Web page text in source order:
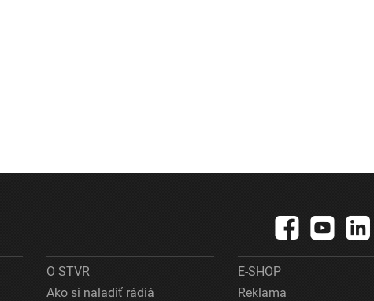
O STVR
Ako si naladiť rádiá
E-SHOP
Reklama